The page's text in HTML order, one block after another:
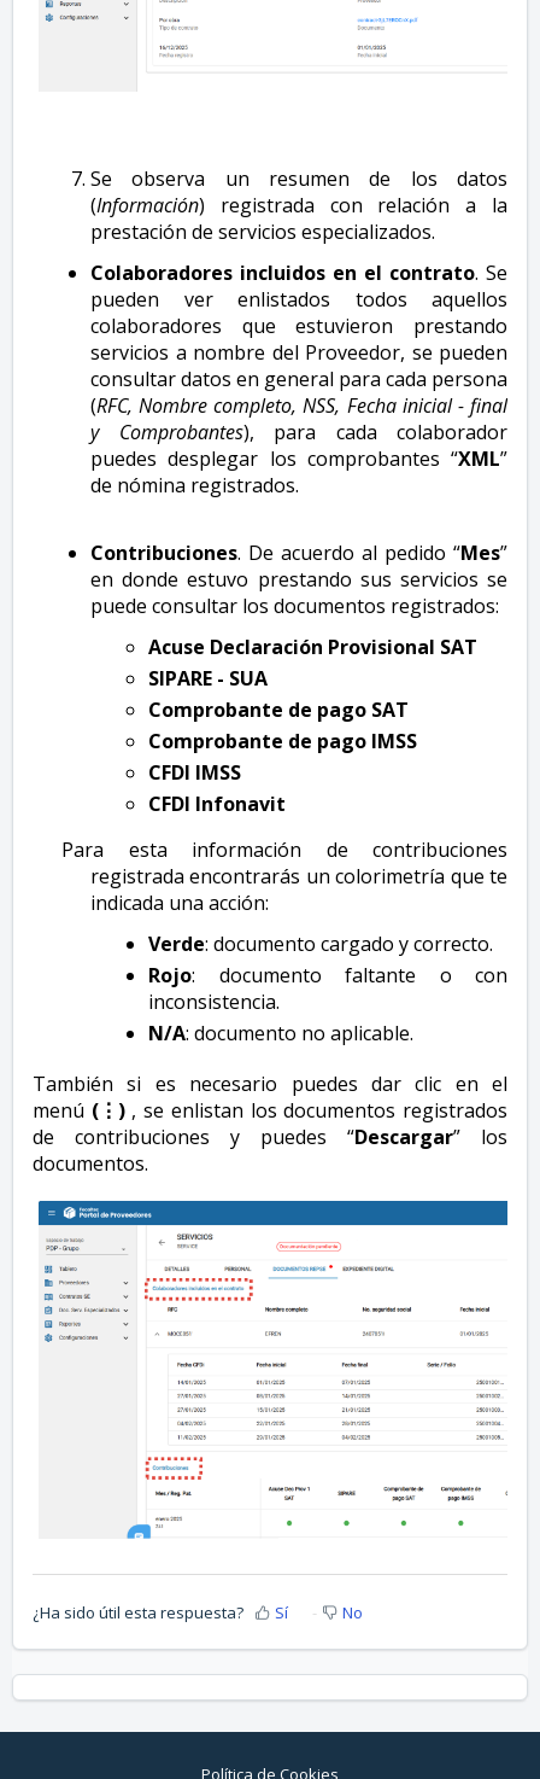
Se observa un resumen de los datos
(Información) registrada con relación a la
prestación de servicios especializados.
Colaboradores incluidos en el contrato. Se
pueden ver enlistados todos aquellos
colaboradores que estuvieron prestando
servicios a nombre del Proveedor, se pueden
consultar datos en general para cada persona
(RFC, Nombre completo, NSS, Fecha inicial - final
y Comprobantes), para cada colaborador
puedes desplegar los comprobantes “XML”
de nómina registrados.
Contribuciones. De acuerdo al pedido “Mes”
en donde estuvo prestando sus servicios se
puede consultar los documentos registrados:
Acuse Declaración Provisional SAT
SIPARE - SUA
Comprobante de pago SAT
Comprobante de pago IMSS
CFDI IMSS
CFDI Infonavit
Para esta información de contribuciones
registrada encontrarás un colorimetría que te
indicada una acción:
Verde: documento cargado y correcto.
Rojo: documento faltante o con
inconsistencia.
N/A: documento no aplicable.
También si es necesario puedes dar clic en el
menú (⋮), se enlistan los documentos registrados
de contribuciones y puedes “Descargar” los
documentos.
¿Ha sido útil esta respuesta? Sí No
Política de Cookies